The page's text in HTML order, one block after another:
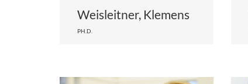
Weisleitner, Klemens
PH.D.